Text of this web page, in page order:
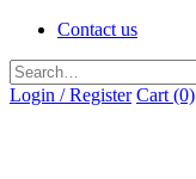
Contact us
Search
Login / Register Cart (0)